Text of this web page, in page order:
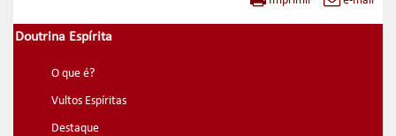
Doutrina Espírita
O que é?
Vultos Espíritas
Destaque